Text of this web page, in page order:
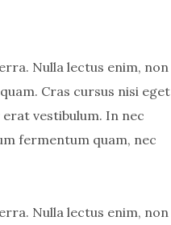
Nulla lectus enim, non
Cras cursus nisi eget
vestibulum. In nec
fermentum quam, nec
Nulla lectus enim, non